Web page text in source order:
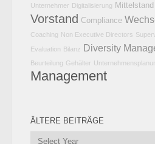
Unternehmer Digitalisierung Mittelstand
Vorstand Compliance
Coaching Non Executive Directors
Evaluation Bilanz Diversity
Beurteilung Gehälter
Management
ÄLTERE BEITRÄGE